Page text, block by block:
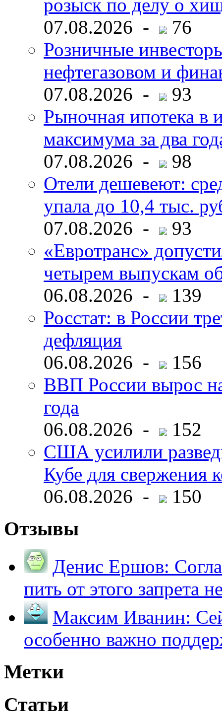
розыск по делу о
07.08.2026 -
76
Розничные
нефтегазовом и
07.08.2026 -
93
Рыночная ипотека в
максимума за два
07.08.2026 -
98
Отели дешевеют:
упала до 10,4 тыс.
07.08.2026 -
93
«Евротранс»
четырем выпускам
06.08.2026 -
139
Росстат: в России
дефляция
06.08.2026 -
156
ВВП России вырос
года
06.08.2026 -
152
США усилили
Кубе для свержения
06.08.2026 -
150
Отзывы
Денис Ершов:
пить от этого запрета
Максим Иванин:
особенно важно
Метки
Статьи